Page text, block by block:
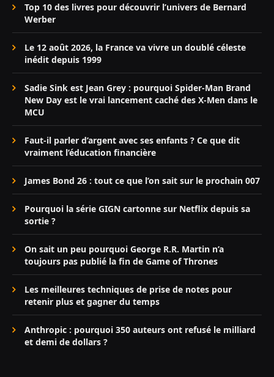
Top 10 des livres pour découvrir l’univers de Bernard
Werber
Le 12 août 2026, la France va vivre un doublé céleste
inédit depuis 1999
Sadie Sink est Jean Grey : pourquoi Spider-Man Brand
New Day est le vrai lancement caché des X-Men dans le
MCU
Faut-il parler d’argent avec ses enfants ? Ce que dit
vraiment l’éducation financière
James Bond 26 : tout ce que l’on sait sur le prochain 007
Pourquoi la série GIGN cartonne sur Netflix depuis sa
sortie ?
On sait un peu pourquoi George R.R. Martin n’a
toujours pas publié la fin de Game of Thrones
Les meilleures techniques de prise de notes pour
retenir plus et gagner du temps
Anthropic : pourquoi 350 auteurs ont refusé le milliard
et demi de dollars ?